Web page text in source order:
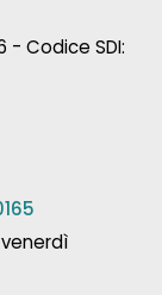
- Codice SDI: